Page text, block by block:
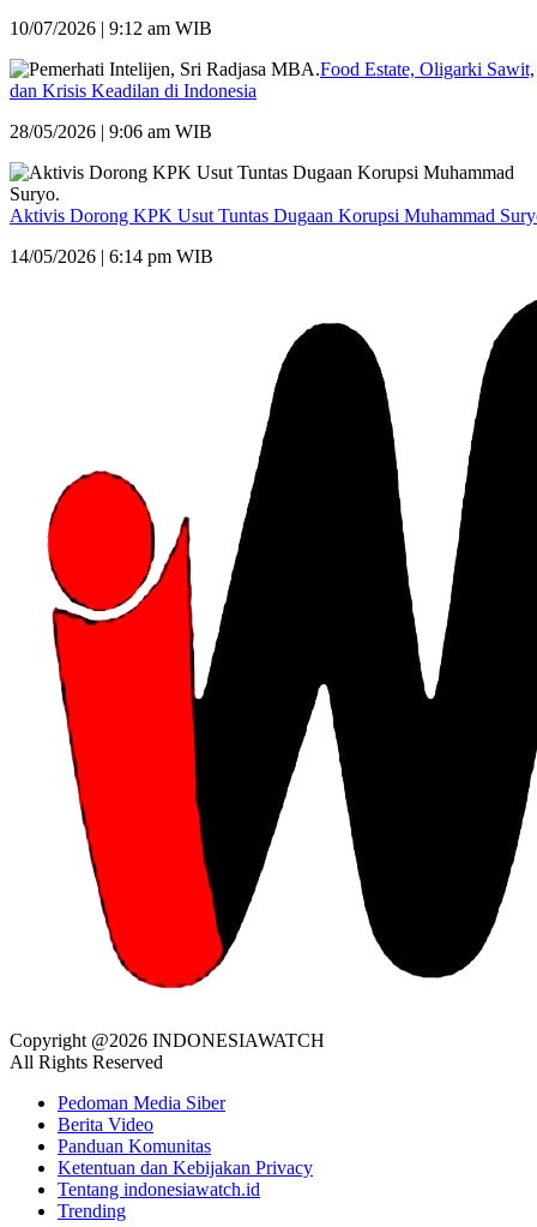
10/07/2026 | 9:12 am WIB
Food Estate, Oligarki Sawit,
dan Krisis Keadilan di Indonesia
28/05/2026 | 9:06 am WIB
Aktivis Dorong KPK Usut Tuntas Dugaan Korupsi Muhammad
14/05/2026 | 6:14 pm WIB
Copyright @2026 INDONESIAWATCH
All Rights Reserved
Pedoman Media Siber
Berita Video
Panduan Komunitas
Ketentuan dan Kebijakan Privacy
Tentang indonesiawatch.id
Trending